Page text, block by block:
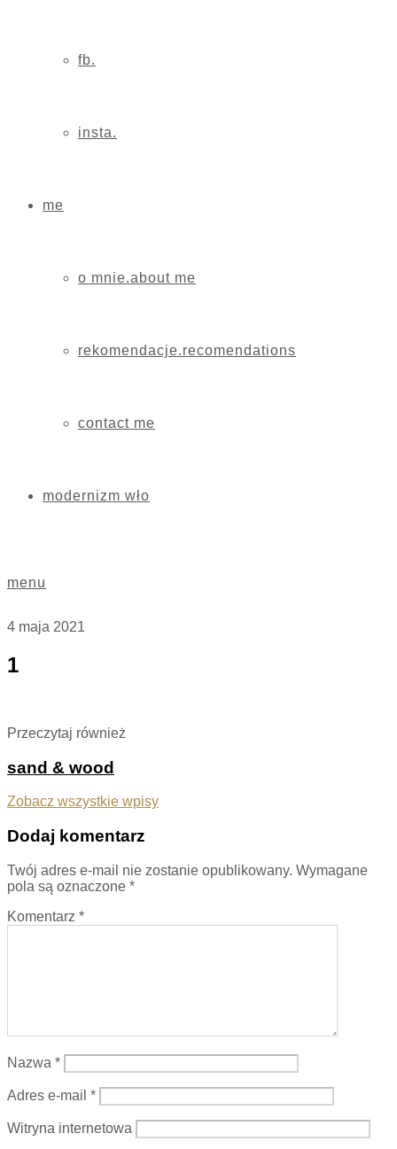
fb.
insta.
me
o mnie.about me
rekomendacje.recomendations
contact me
modernizm wło
menu
4 maja 2021
1
Przeczytaj również
sand & wood
Zobacz wszystkie wpisy
Dodaj komentarz
Twój adres e-mail nie zostanie opublikowany. Wymagane
pola są oznaczone *
Komentarz *
Nazwa *
Adres e-mail *
Witryna internetowa